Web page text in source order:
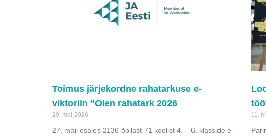
Toimus järjekordne rahatarkuse e-
viktoriin ”Olen rahatark 2026
29. mai 2026
27. mail osales 2136 õpilast 71 koolist 4. – 6. klasside e-
11.